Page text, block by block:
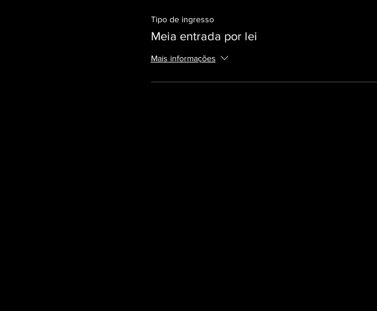
Tipo de ingresso
Meia entrada por lei
Mais informações